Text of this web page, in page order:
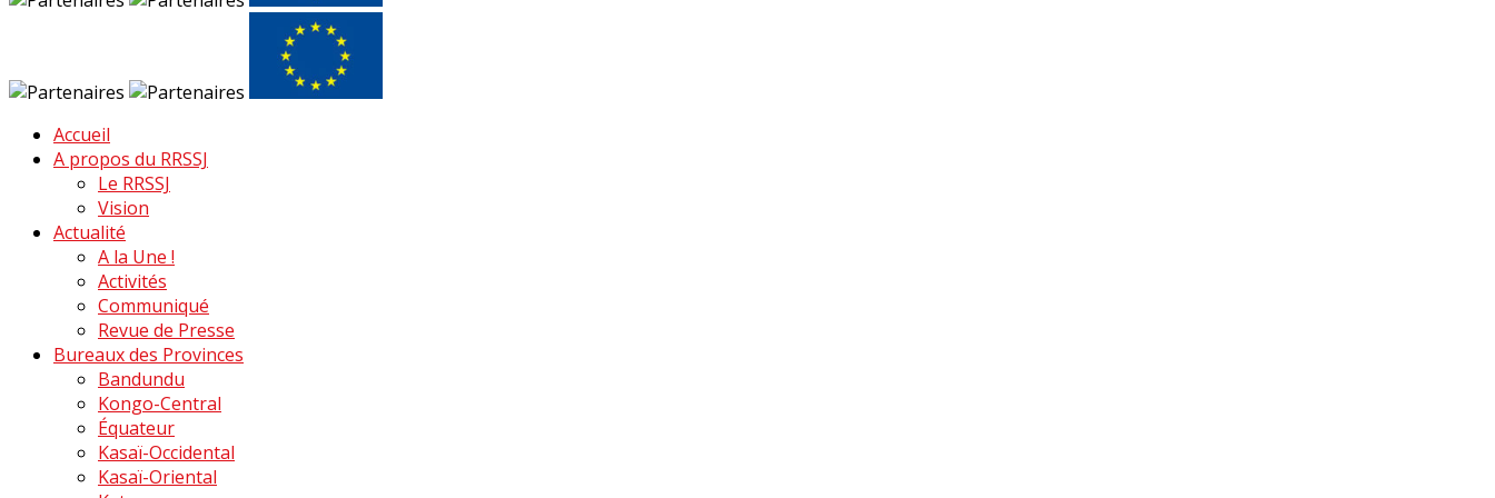
Accueil
A propos du RRSSJ
Le RRSSJ
Vision
Actualité
A la Une !
Activités
Communiqué
Revue de Presse
Bureaux des Provinces
Bandundu
Kongo-Central
Équateur
Kasaï-Occidental
Kasaï-Oriental